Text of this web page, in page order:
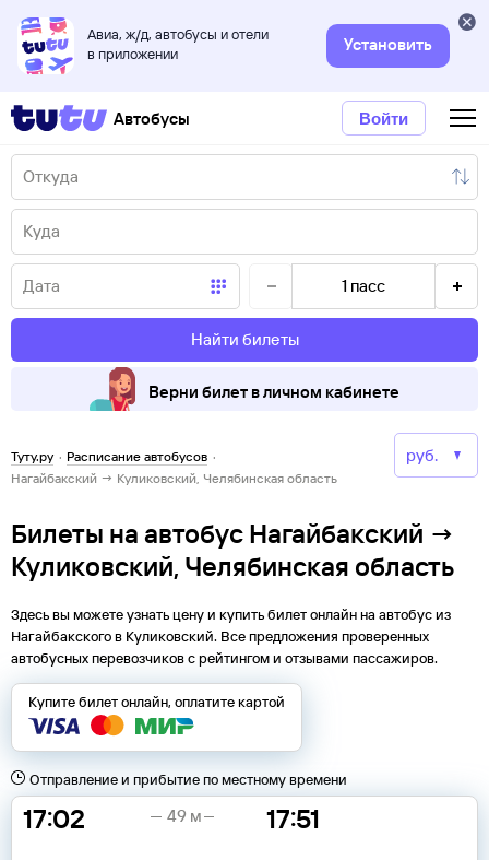
Авиа, ж/д, автобусы и отели
в приложении
Установить
Автобусы Войти
1 пасс
Найти билеты
Верни билет в личном кабинете
Туту.ру · Расписание автобусов ·
Нагайбакский → Куликовский, Челябинская область
Билеты на автобус Нагайбакский →
Куликовский, Челябинская область
Здесь вы можете узнать цену и купить билет онлайн на автобус из
Нагайбакскогов Куликовский. Все предложения проверенных
автобусных перевозчиков с рейтингом и отзывами пассажиров.
Купите билет онлайн, оплатите картой
Отправление и прибытие по местному времени
17:02 17:51
49 м